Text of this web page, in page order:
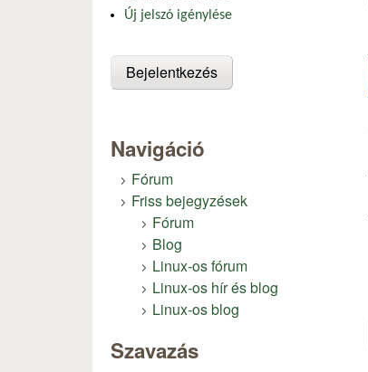
Új jelszó igénylése
Navigáció
Fórum
Friss bejegyzések
Fórum
Blog
Linux-os fórum
Linux-os hír és blog
Linux-os blog
Szavazás